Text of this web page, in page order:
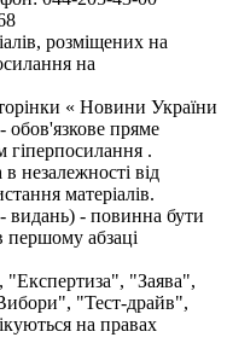
розміщених на
на
« Новини України
обов'язкове пряме
гіперпосилання .
незалежності від
матеріалів.
видань) - повинна бути
першому абзаці
"Заява",
"Тест-драйв",
на правах